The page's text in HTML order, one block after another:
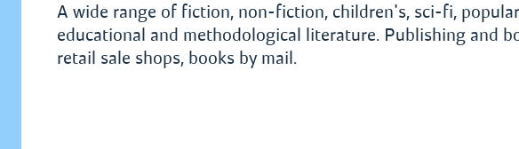
A wide range of fiction, non-fiction, children's, sci-fi,
educational and methodological literature. Publishing and
retail sale shops, books by mail.